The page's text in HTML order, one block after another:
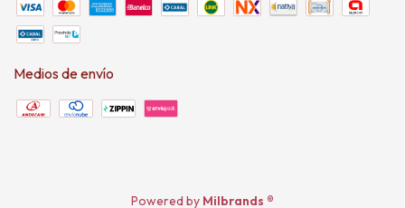
Medios de envío
Powered by Milbrands ®